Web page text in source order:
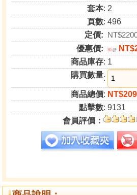
套本: 2
頁數: 496
定價:
優惠價:
95折
商品庫存: 1
購買數量:
商品總價:
點擊數: 9131
會員評價：